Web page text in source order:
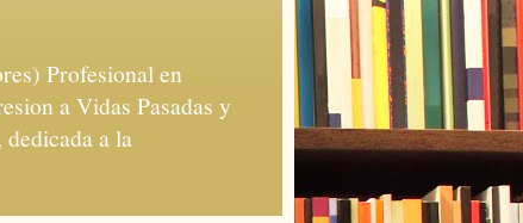
Profesional en
a Vidas Pasadas y
a la